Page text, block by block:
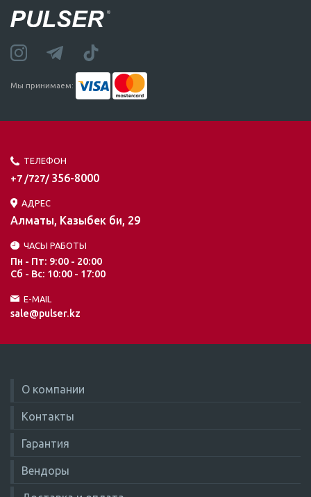
Мы принимаем:
ТЕЛЕФОН
+7 /727/ 356-8000
АДРЕС
Алматы, Казыбек би, 29
ЧАСЫ РАБОТЫ
Пн - Пт: 9:00 - 20:00
Сб - Вс: 10:00 - 17:00
E-MAIL
sale@pulser.kz
О компании
Контакты
Гарантия
Вендоры